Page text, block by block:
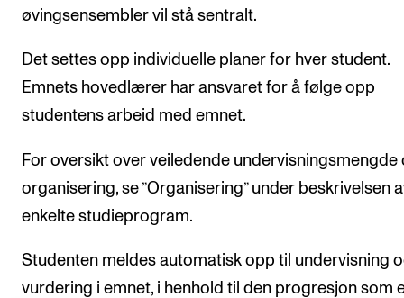
øvingsensembler vil stå sentralt.
Det settes opp individuelle planer for hver student.
Emnets hovedlærer har ansvaret for å følge opp
studentens arbeid med emnet.
For oversikt over veiledende undervisningsmengde
organisering, se ”Organisering” under beskrivelsen
enkelte studieprogram.
Studenten meldes automatisk opp til undervisning
vurdering i emnet, i henhold til den progresjon som